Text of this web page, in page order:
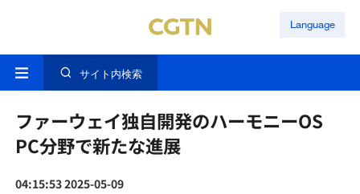
Language
サイト内検索
ファーウェイ独自開発のハーモニーOS
PC分野で新たな進展
04:15:53 2025-05-09